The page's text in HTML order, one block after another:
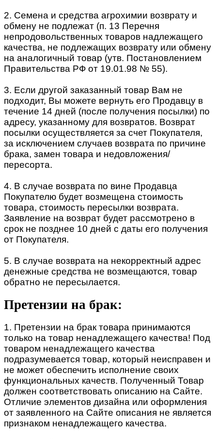
2. Семена и средства агрохимии возврату и
обмену не подлежат (п. 13 Перечня
непродовольственных товаров надлежащего
качества, не подлежащих возврату или обмену
на аналогичный товар (утв. Постановлением
Правительства РФ от 19.01.98 № 55).
3. Если другой заказанный товар Вам не
подходит, Вы можете вернуть его Продавцу в
течение 14 дней (после получения посылки) по
адресу, указанному для возвратов. Возврат
посылки осуществляется за счет Покупателя,
за исключением случаев возврата по причине
брака, замен товара и недовложения/
пересорта.
4. В случае возврата по вине Продавца
Покупателю будет возмещена стоимость
товара, стоимость пересылки возврата.
Заявление на возврат будет рассмотрено в
срок не позднее 10 дней с даты его получения
от Покупателя.
5. В случае возврата на некорректный адрес
денежные средства не возмещаются, товар
обратно не пересылается.
Претензии на брак:
1. Претензии на брак товара принимаются
только на товар ненадлежащего качества! Под
товаром ненадлежащего качества
подразумевается товар, который неисправен и
не может обеспечить исполнение своих
функциональных качеств. Полученный Товар
должен соответствовать описанию на Сайте.
Отличие элементов дизайна или оформления
от заявленного на Сайте описания не является
признаком ненадлежащего качества.